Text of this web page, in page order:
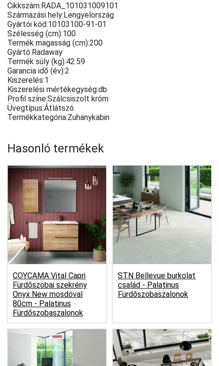
Cikkszám:RADA_101031009101
Származási hely:Lengyelország
Gyártói kód:10103100-91-01
Szélesség (cm):100
Termék magasság (cm):200
Gyártó:Radaway
Termék súly (kg):42.59
Garancia idő (év):2
Kiszerelés:1
Kiszerelési mértékegység:db
Profil színe:Szálcsiszolt króm
Üvegtípus:Átlátszó
Termékkategória:Zuhanykabin
Hasonló termékek
COYCAMA Vital Capri
Fürdőszobai szekrény
Onyx New mosdóval
80cm - Palatinus
Fürdőszobaszalonok
STN Bellevue burkolat
család - Palatinus
Fürdőszobaszalonok